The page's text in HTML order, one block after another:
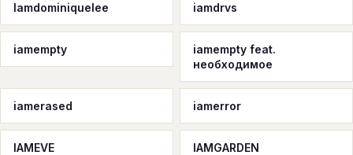
Iamdominiquelee iamdrvs
iamempty
iamempty feat.
необходимое
iamerased iamerror
IAMEVE IAMGARDEN